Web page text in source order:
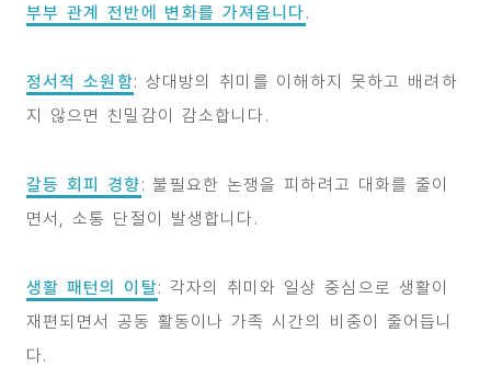
부부 관계 전반에 변화를 가져옵니다.
정서적 소원함: 상대방의 취미를 이해하지 못하고 배려하
지 않으면 친밀감이 감소합니다.
갈등 회피 경향: 불필요한 논쟁을 피하려고 대화를 줄이
면서, 소통 단절이 발생합니다.
생활 패턴의 이탈: 각자의 취미와 일상 중심으로 생활이
재편되면서 공동 활동이나 가족 시간의 비중이 줄어듭니
다.